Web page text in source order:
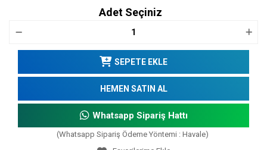
Adet Seçiniz
SEPETE EKLE
HEMEN SATIN AL
Whatsapp Sipariş Hattı
(Whatsapp Sipariş Ödeme Yöntemi : Havale)